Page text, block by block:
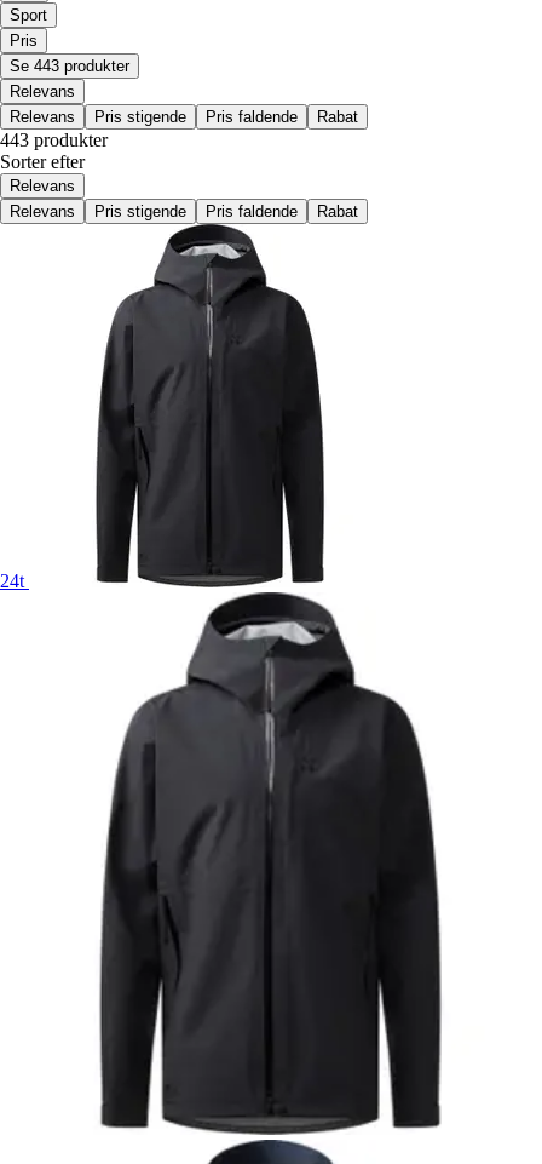
Sport
Pris
Se 443 produkter
Relevans
Relevans
Pris stigende Pris faldende Rabat
443 produkter
Sorter efter
Relevans
Relevans
Pris stigende Pris faldende Rabat
24t